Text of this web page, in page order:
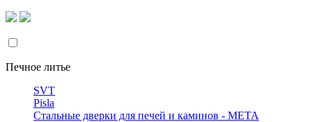
Печное литье
SVT
Pisla
Стальные дверки для печей и каминов - META